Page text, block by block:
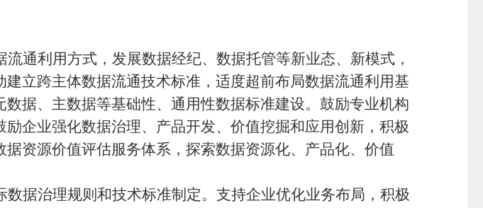
流通利用方式，发展数据经纪、数据托管等新业态、新模式，
立跨主体数据流通技术标准，适度超前布局数据流通利用基
据、主数据等基础性、通用性数据标准建设。鼓励专业机构
企业强化数据治理、产品开发、价值挖掘和应用创新，积极
资源价值评估服务体系，探索数据资源化、产品化、价值
数据治理规则和技术标准制定。支持企业优化业务布局，积极